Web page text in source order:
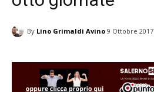
By Lino Grimaldi Avino 9 Ottobre 2017